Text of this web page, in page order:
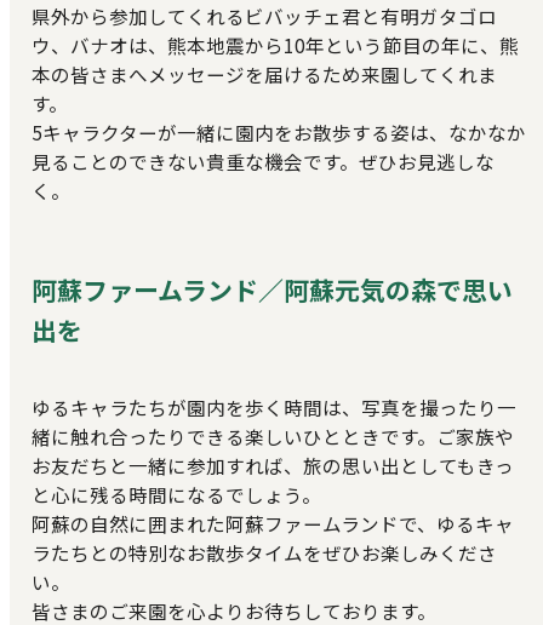
県外から参加してくれるビバッチェ君と有明ガタゴロ
ウ、バナオは、熊本地震から10年という節目の年に、熊
本の皆さまへメッセージを届けるため来園してくれま
す。
5キャラクターが一緒に園内をお散歩する姿は、なかなか
見ることのできない貴重な機会です。ぜひお見逃しな
く。
阿蘇ファームランド／阿蘇元気の森で思い
出を
ゆるキャラたちが園内を歩く時間は、写真を撮ったり一
緒に触れ合ったりできる楽しいひとときです。ご家族や
お友だちと一緒に参加すれば、旅の思い出としてもきっ
と心に残る時間になるでしょう。
阿蘇の自然に囲まれた阿蘇ファームランドで、ゆるキャ
ラたちとの特別なお散歩タイムをぜひお楽しみくださ
い。
皆さまのご来園を心よりお待ちしております。